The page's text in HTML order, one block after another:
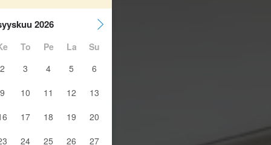
2026
To Pe La
Su
2
3 4 5
6
9
10 11 12
13
17 18 19
20
24 25 26
27